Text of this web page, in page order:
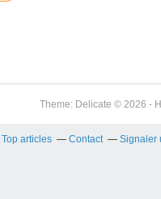
Theme: Delicate © 2026 -
Top articles Contact Signaler